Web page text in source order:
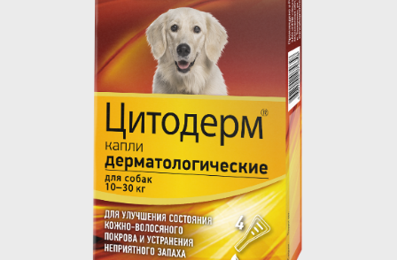
Прием терапевтический
Прием хирургический
Прием дерматологический
Прием нефролого - урологический
Прием стоматологический
Прием эндокринологический